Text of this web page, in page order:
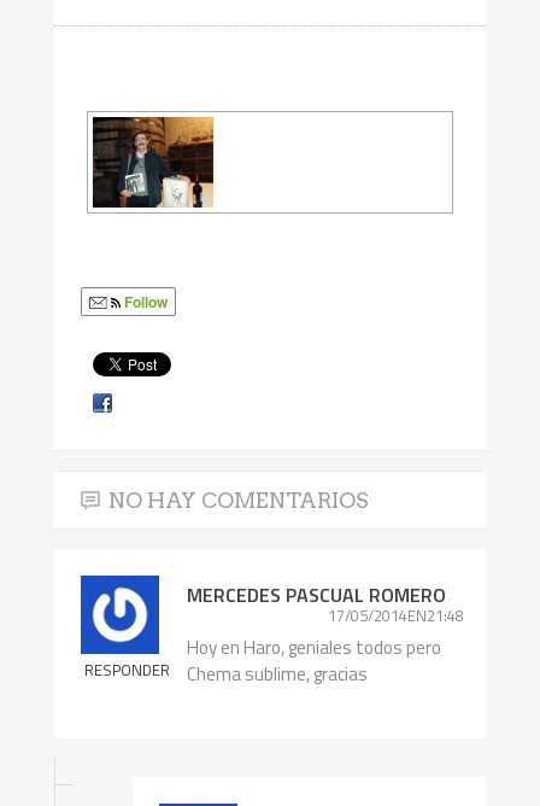
Follow
NO HAY COMENTARIOS
RESPONDER
MERCEDES PASCUAL ROMERO
17/05/2014EN21:48
Hoy en Haro, geniales todos pero
Chema sublime, gracias